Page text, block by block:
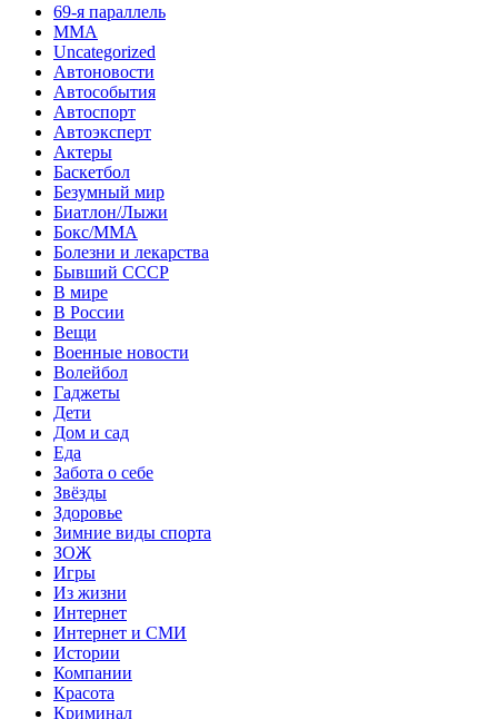
69-я параллель
MMA
Uncategorized
Автоновости
Автособытия
Автоспорт
Автоэксперт
Актеры
Баскетбол
Безумный мир
Биатлон/Лыжи
Бокс/MMA
Болезни и лекарства
Бывший СССР
В мире
В России
Вещи
Военные новости
Волейбол
Гаджеты
Дети
Дом и сад
Еда
Забота о себе
Звёзды
Здоровье
Зимние виды спорта
ЗОЖ
Игры
Из жизни
Интернет
Интернет и СМИ
Истории
Компании
Красота
Криминал